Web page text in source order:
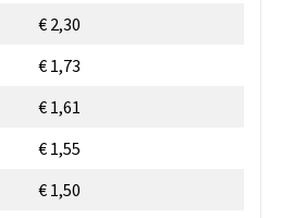
€ 2,30
€ 1,73
€ 1,61
€ 1,55
€ 1,50